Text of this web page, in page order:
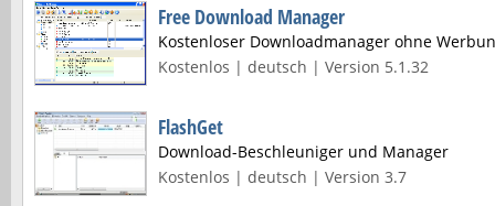
Free Download Manager
Kostenloser Downloadmanager ohne
Kostenlos | deutsch | Version 5.1.32
FlashGet
Download-Beschleuniger und Manager
Kostenlos | deutsch | Version 3.7